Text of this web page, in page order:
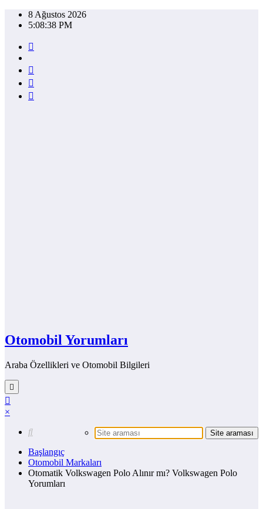
İçeriğe8 Ağustos 2026
5:08:38 PM
Otomobil Yorumları
Araba Özellikleri ve Otomobil Bilgileri
×
Başlangıç
Otomobil Markaları
Otomatik Volkswagen Polo Alınır mı? Volkswagen Polo
Yorumları